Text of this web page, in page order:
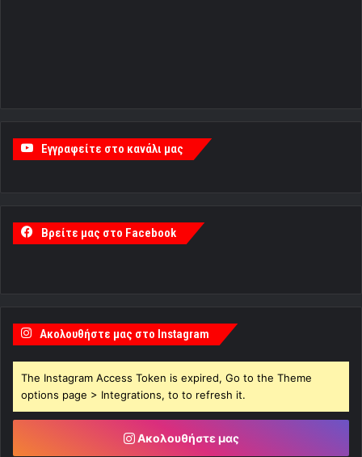
Εγγραφείτε στο κανάλι μας
Βρείτε μας στο Facebook
Ακολουθήστε μας στο Instagram
The Instagram Access Token is expired, Go to the Theme
options page > Integrations, to to refresh it.
Ακολουθήστε μας